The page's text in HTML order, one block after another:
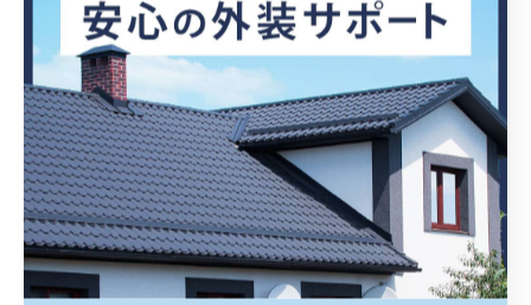
< 前のページ 一覧に戻る 次のページ >
関連タグ
#外壁塗装